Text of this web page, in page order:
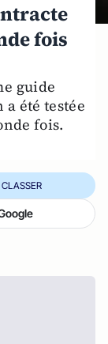
fois
guide
été testée
fois.
CLASSER